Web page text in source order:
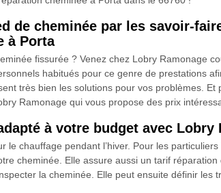
de cheminée par les savoir-
à Porta
fissurée ? Venez chez Lobry Ramonage
habitués pour ce genre de prestations
très bien les solutions pour vos problèmes.
Ramonage qui vous propose des prix
à votre budget avec Lobry
chauffage pendant l’hiver. Pour les
cheminée. Elle assure aussi un tarif
la cheminée. Elle peut ensuite définir